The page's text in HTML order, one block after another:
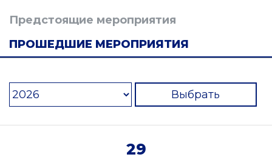
Предстоящие мероприятия
ПРОШЕДШИЕ МЕРОПРИЯТИЯ
Выбрать
29